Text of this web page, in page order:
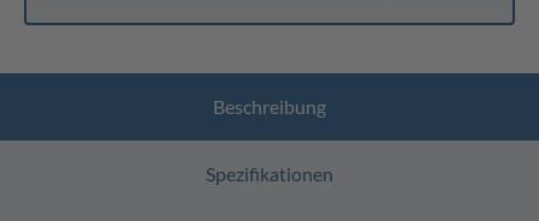
Beschreibung
Spezifikationen